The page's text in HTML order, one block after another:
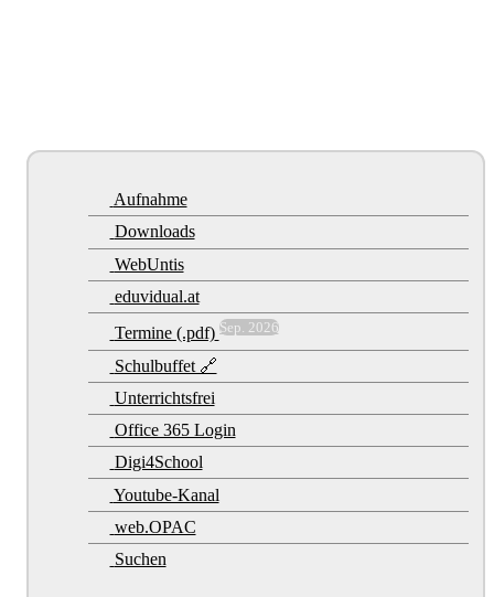
Aufnahme
Downloads
WebUntis
eduvidual.at
Termine (.pdf) Sep. 2026
Schulbuffet 🔗
Unterrichtsfrei
Office 365 Login
Digi4School
Youtube-Kanal
web.OPAC
Suchen